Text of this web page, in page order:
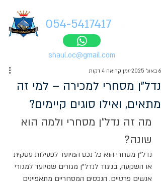
054-5417417
shaul.oc@gmail.com
נדל"ן מסחרי למכירה – למי זה
מתאים, ואילו סוגים קיימים?
6 באוג׳ 2025 זמן קריאה 4 דקות
מה זה נדל"ן מסחרי ולמה הוא
שונה?
נדל"ן מסחרי הוא כל נכס המיועד לפעילות עסקית
או השקעה, בניגוד לנדל"ן מגורים שמיועד למגורי
אנשים פרטיים. הנכסים המסחריים מתאפיינים